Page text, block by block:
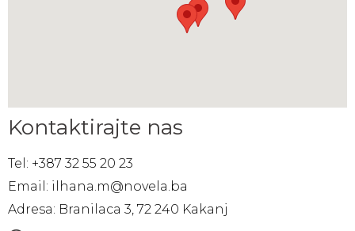
Kontaktirajte nas
Tel: +387 32 55 20 23
Email: ilhana.m@novela.ba
Adresa: Branilaca 3, 72 240 Kakanj